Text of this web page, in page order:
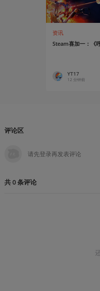
资讯
Steam喜加一：《
YT17
12 分钟前
评论区
共0条评论